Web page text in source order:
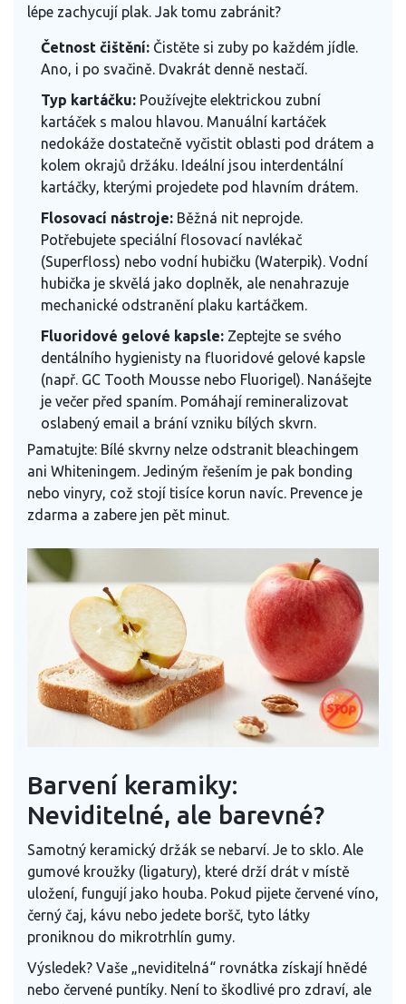
lépe zachycují plak. Jak tomu zabránit?
Četnost čištění: Čistěte si zuby po každém jídle.
Ano, i po svačině. Dvakrát denně nestačí.
Typ kartáčku: Používejte elektrickou zubní
kartáček s malou hlavou. Manuální kartáček
nedokáže dostatečně vyčistit oblasti pod drátem a
kolem okrajů držáku. Ideální jsou interdentální
kartáčky, kterými projedete pod hlavním drátem.
Flosovací nástroje: Běžná nit neprojde.
Potřebujete speciální flosovací navlékač
(Superfloss) nebo vodní hubičku (Waterpik). Vodní
hubička je skvělá jako doplněk, ale nenahrazuje
mechanické odstranění plaku kartáčkem.
Fluoridové gelové kapsle: Zeptejte se svého
dentálního hygienisty na fluoridové gelové kapsle
(např. GC Tooth Mousse nebo Fluorigel). Nanášejte
je večer před spaním. Pomáhají remineralizovat
oslabený email a brání vzniku bílých skvrn.
Pamatujte: Bílé skvrny nelze odstranit bleachingem
ani Whiteningem. Jediným řešením je pak bonding
nebo vinyry, což stojí tisíce korun navíc. Prevence je
zdarma a zabere jen pět minut.
Barvení keramiky:
Neviditelné, ale barevné?
Samotný keramický držák se nebarví. Je to sklo. Ale
gumové kroužky (ligatury), které drží drát v místě
uložení, fungují jako houba. Pokud pijete červené víno,
černý čaj, kávu nebo jedete boršč, tyto látky
proniknou do mikrotrhlín gumy.
Výsledek? Vaše „neviditelná“ rovnátka získají hnědé
nebo červené puntíky. Není to škodlivé pro zdraví, ale